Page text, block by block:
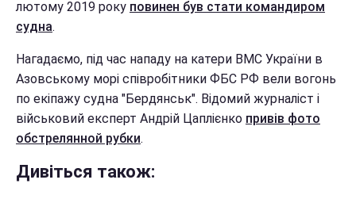
лютому 2019 року повинен був стати командиром
судна.
Нагадаємо, під час нападу на катери ВМС України в
Азовському морі співробітники ФБС РФ вели вогонь
по екіпажу судна "Бердянськ". Відомий журналіст і
військовий експерт Андрій Цаплієнко привів фото
обстрелянной рубки.
Дивіться також: